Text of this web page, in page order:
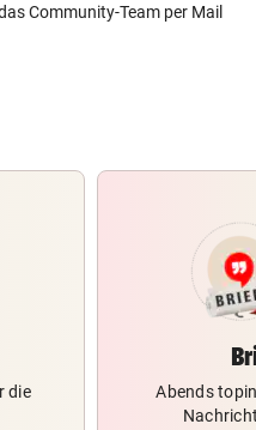
Community-Team per Mail
die
Abends